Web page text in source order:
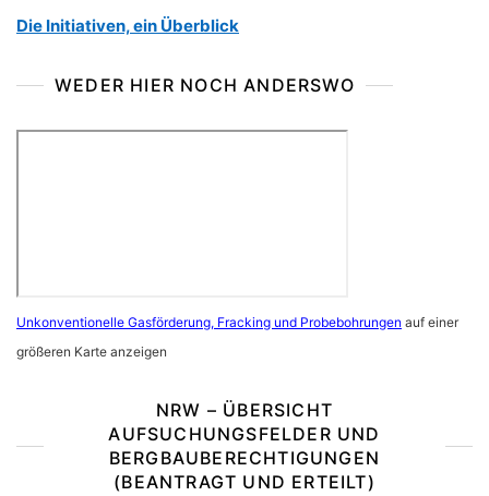
Die Initiativen, ein Überblick
WEDER HIER NOCH ANDERSWO
Unkonventionelle Gasförderung, Fracking und Probebohrungen auf einer
größeren Karte anzeigen
NRW – ÜBERSICHT
AUFSUCHUNGSFELDER UND
BERGBAUBERECHTIGUNGEN
(BEANTRAGT UND ERTEILT)